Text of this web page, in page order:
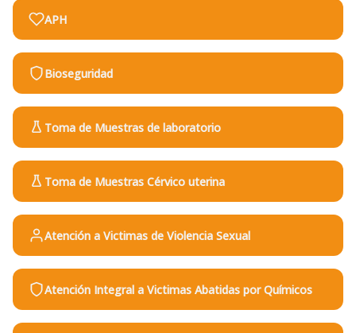
APH
Bioseguridad
Toma de Muestras de laboratorio
Toma de Muestras Cérvico uterina
Atención a Victimas de Violencia Sexual
Atención Integral a Victimas Abatidas por Químicos